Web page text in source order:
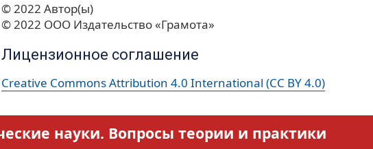
© 2022 Автор(ы)
© 2022 ООО Издательство «Грамота»
Лицензионное соглашение
Creative Commons Attribution 4.0 International (CC BY 4.0)
науки. Вопросы теории и практики